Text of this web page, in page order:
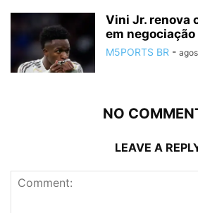
Vini Jr. renova
em
M5PORTS BR -
NO
LEAVE A